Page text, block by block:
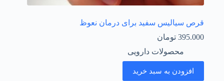
قرص سیالیس سفید برای درمان نعوظ
395.000 تومان
محصولات دارویی
افزودن به سبد خرید